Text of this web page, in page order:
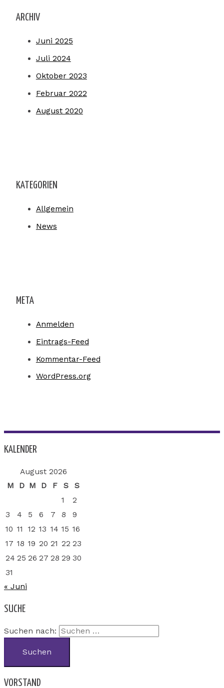
ARCHIV
Juni 2025
Juli 2024
Oktober 2023
Februar 2022
August 2020
KATEGORIEN
Allgemein
News
META
Anmelden
Eintrags-Feed
Kommentar-Feed
WordPress.org
KALENDER
August 2026
M
D M D F S
S
1
2
3
4 5 6 7 8
9
10 11 12 13 14 15 16
17 18 19 20 21 22 23
24 25 26 27 28 29 30
31
« Juni
SUCHE
Suchen nach:
VORSTAND